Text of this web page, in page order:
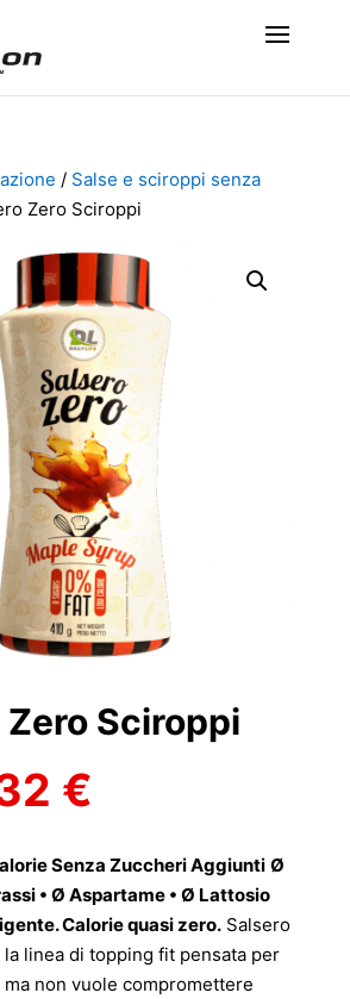
/ Salse e sciroppi senza
Zero Sciroppi
Zero Sciroppi
€.
€
attuale
è:
4,32 €.
Senza Zuccheri Aggiunti Ø
• Ø Aspartame • Ø Lattosio
Calorie quasi zero.Salsero
linea di topping fit pensata per
non vuole compromettere